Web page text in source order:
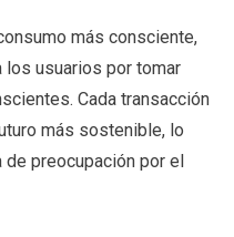
más consciente,
los usuarios por tomar
Cada transacción
más sostenible, lo
preocupación por el